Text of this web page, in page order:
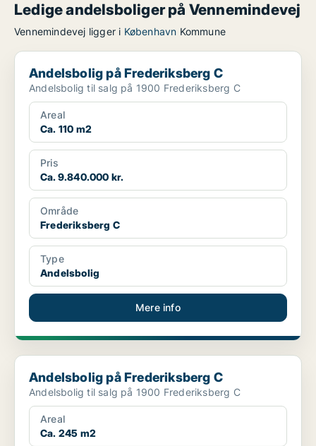
Ledige andelsboliger på Vennemindevej
Vennemindevej ligger i København Kommune
Andelsbolig på Frederiksberg C
Andelsbolig på Frederiksberg C
Andelsbolig til salg på 1900 Frederiksberg C
Areal
Ca. 110 m2
Pris
Ca. 9.840.000 kr.
Område
Frederiksberg C
Type
Andelsbolig
Mere info
Andelsbolig på Frederiksberg C
Andelsbolig på Frederiksberg C
Andelsbolig til salg på 1900 Frederiksberg C
Areal
Ca. 245 m2